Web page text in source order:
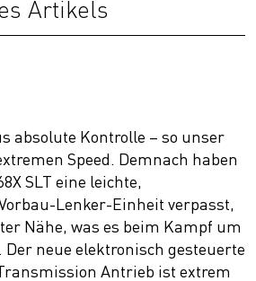
Artikels
absolute Kontrolle – so unser
Speed. Demnach haben
SLT eine leichte,
Lenker-Einheit verpasst,
Nähe, was es beim Kampf um
neue elektronisch gesteuerte
Antrieb ist extrem